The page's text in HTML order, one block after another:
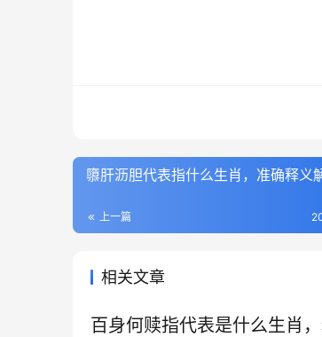
隳肝沥胆代表指什么生肖，准确释义
上一篇
相关文章
百身何赎指代表是什么生肖